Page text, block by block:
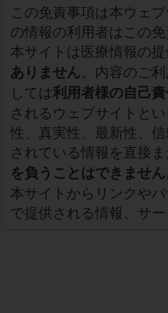
この免責事項は本ウェ
の情報の利用者はこの
本サイトは医療情報の
ありません。内容のご
しては利用者様の自己
されるウェブサイトと
性、真実性、最新性、
されている情報を直接
を負うことはできません
本サイトからリンクや
で提供される情報、サ